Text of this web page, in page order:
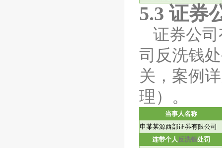
5.3 证券
证券公
司 反洗钱
关，案例
理）。
当事人名称
申某某源西部证券有限公司
连带个人反洗钱处罚